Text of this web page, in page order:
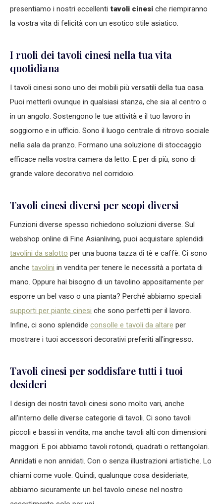
presentiamo i nostri eccellenti tavoli cinesi che riempiranno
la vostra vita di felicità con un esotico stile asiatico.
I ruoli dei tavoli cinesi nella tua vita
quotidiana
I tavoli cinesi sono uno dei mobili più versatili della tua casa.
Puoi metterli ovunque in qualsiasi stanza, che sia al centro o
in un angolo. Sostengono le tue attività e il tuo lavoro in
soggiorno e in ufficio. Sono il luogo centrale di ritrovo sociale
nella sala da pranzo. Formano una soluzione di stoccaggio
efficace nella vostra camera da letto. E per di più, sono di
grande valore decorativo nel corridoio.
Tavoli cinesi diversi per scopi diversi
Funzioni diverse spesso richiedono soluzioni diverse. Sul
webshop online di Fine Asianliving, puoi acquistare splendidi
tavolini da salotto per una buona tazza di tè e caffè. Ci sono
anche tavolini in vendita per tenere le necessità a portata di
mano. Oppure hai bisogno di un tavolino appositamente per
esporre un bel vaso o una pianta? Perché abbiamo speciali
supporti per piante cinesi che sono perfetti per il lavoro.
Infine, ci sono splendide consolle e tavoli da altare per
mostrare i tuoi accessori decorativi preferiti all'ingresso.
Tavoli cinesi per soddisfare tutti i tuoi
desideri
I design dei nostri tavoli cinesi sono molto vari, anche
all'interno delle diverse categorie di tavoli. Ci sono tavoli
piccoli e bassi in vendita, ma anche tavoli alti con dimensioni
maggiori. E poi abbiamo tavoli rotondi, quadrati o rettangolari.
Annidati e non annidati. Con o senza illustrazioni artistiche. Lo
chiami come vuole. Quindi, qualunque cosa desideriate,
abbiamo sicuramente un bel tavolo cinese nel nostro